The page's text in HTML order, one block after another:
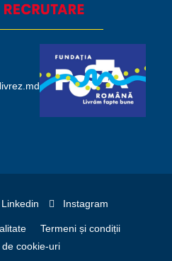
Linkedin Instagram
Termeni și condiții
de cookie-uri